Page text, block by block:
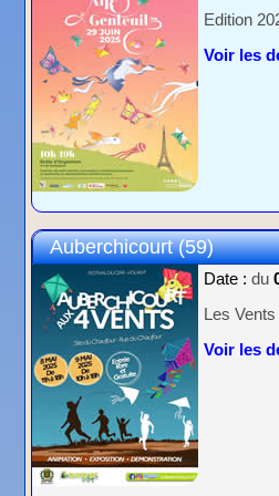
Edition
Voir les
Auberchicourt (59)
Date : du
Les
Voir les